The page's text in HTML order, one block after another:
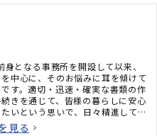
身となる事務所を開設して以来、
中心に、そのお悩みに耳を傾けて
す。適切・迅速・確実な書類の作
きを通じて、皆様の暮らしに安心
いという思いで、日々精進してお
見る